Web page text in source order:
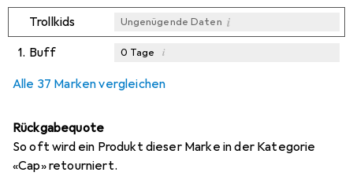
Trollkids Ungenügende Daten i
1. Buff 0 Tage i
Alle 37 Marken vergleichen
Rückgabequote
So oft wird ein Produkt dieser Marke in der Kategorie
«Cap» retourniert.